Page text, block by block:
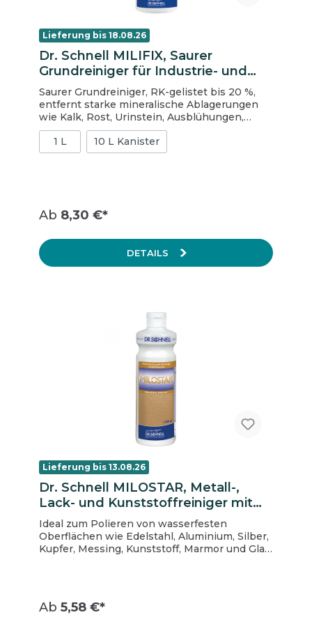
Lieferung bis 18.08.26
Dr. Schnell MILIFIX, Saurer
Grundreiniger für Industrie- und
Bauschlussreinigung, 1 L
Saurer Grundreiniger, RK-gelistet bis 20 %,
entfernt starke mineralische Ablagerungen
wie Kalk, Rost, Urinstein, Ausblühungen,
Grünspan, Zementschleier, für Grund- und
Sonderreinigungen wie die
Bauschlussreinigung, leicht viskose
1 L 10 L Kanister
Ab 8,30 €*
DETAILS
Lieferung bis 13.08.26
Dr. Schnell MILOSTAR, Metall-,
Lack- und Kunststoffreiniger mit
Oberflächeschutz 500 ml
Ideal zum Polieren von wasserfesten
Oberflächen wie Edelstahl, Aluminium, Silber,
Kupfer, Messing, Kunststoff, Marmor und Glas.
schützt Metalle vor schnellem Anlaufen und
Oxidieren. Produkteigenschaften „Anti-
Ab 5,58 €*